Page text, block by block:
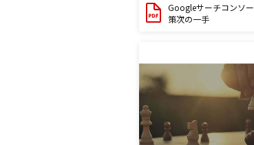
Googleサーチコンソ
策次の一手